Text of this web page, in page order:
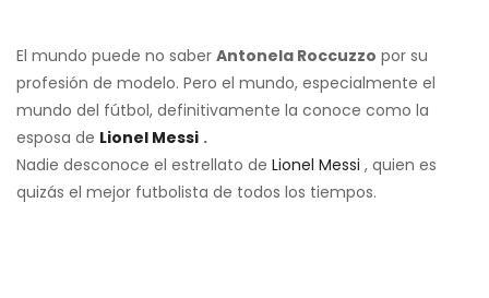
El mundo puede no saber Antonela Roccuzzo por su
profesión de modelo. Pero el mundo, especialmente el
mundo del fútbol, ​​definitivamente la conoce como la
esposa de Lionel Messi .
Nadie desconoce el estrellato de Lionel Messi , quien es
quizás el mejor futbolista de todos los tiempos.